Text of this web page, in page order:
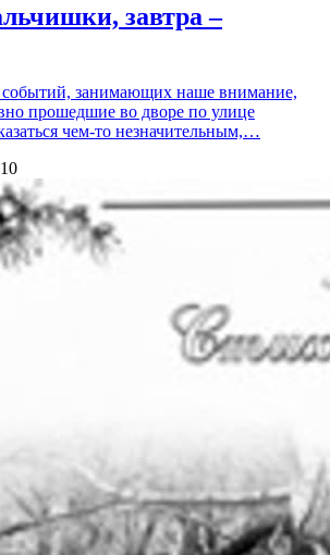
завтра –
занимающих наше внимание,
прошедшие во дворе по улице
чем-то незначительным,…